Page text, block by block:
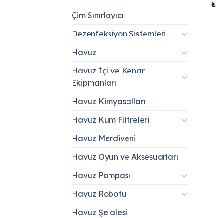
Çim Sınırlayıcı
Dezenfeksiyon Sistemleri
Havuz
Havuz İçi ve Kenar
Ekipmanları
Havuz Kimyasalları
Havuz Kum Filtreleri
Havuz Merdiveni
Havuz Oyun ve Aksesuarları
Havuz Pompası
Havuz Robotu
Havuz Şelalesi
₺